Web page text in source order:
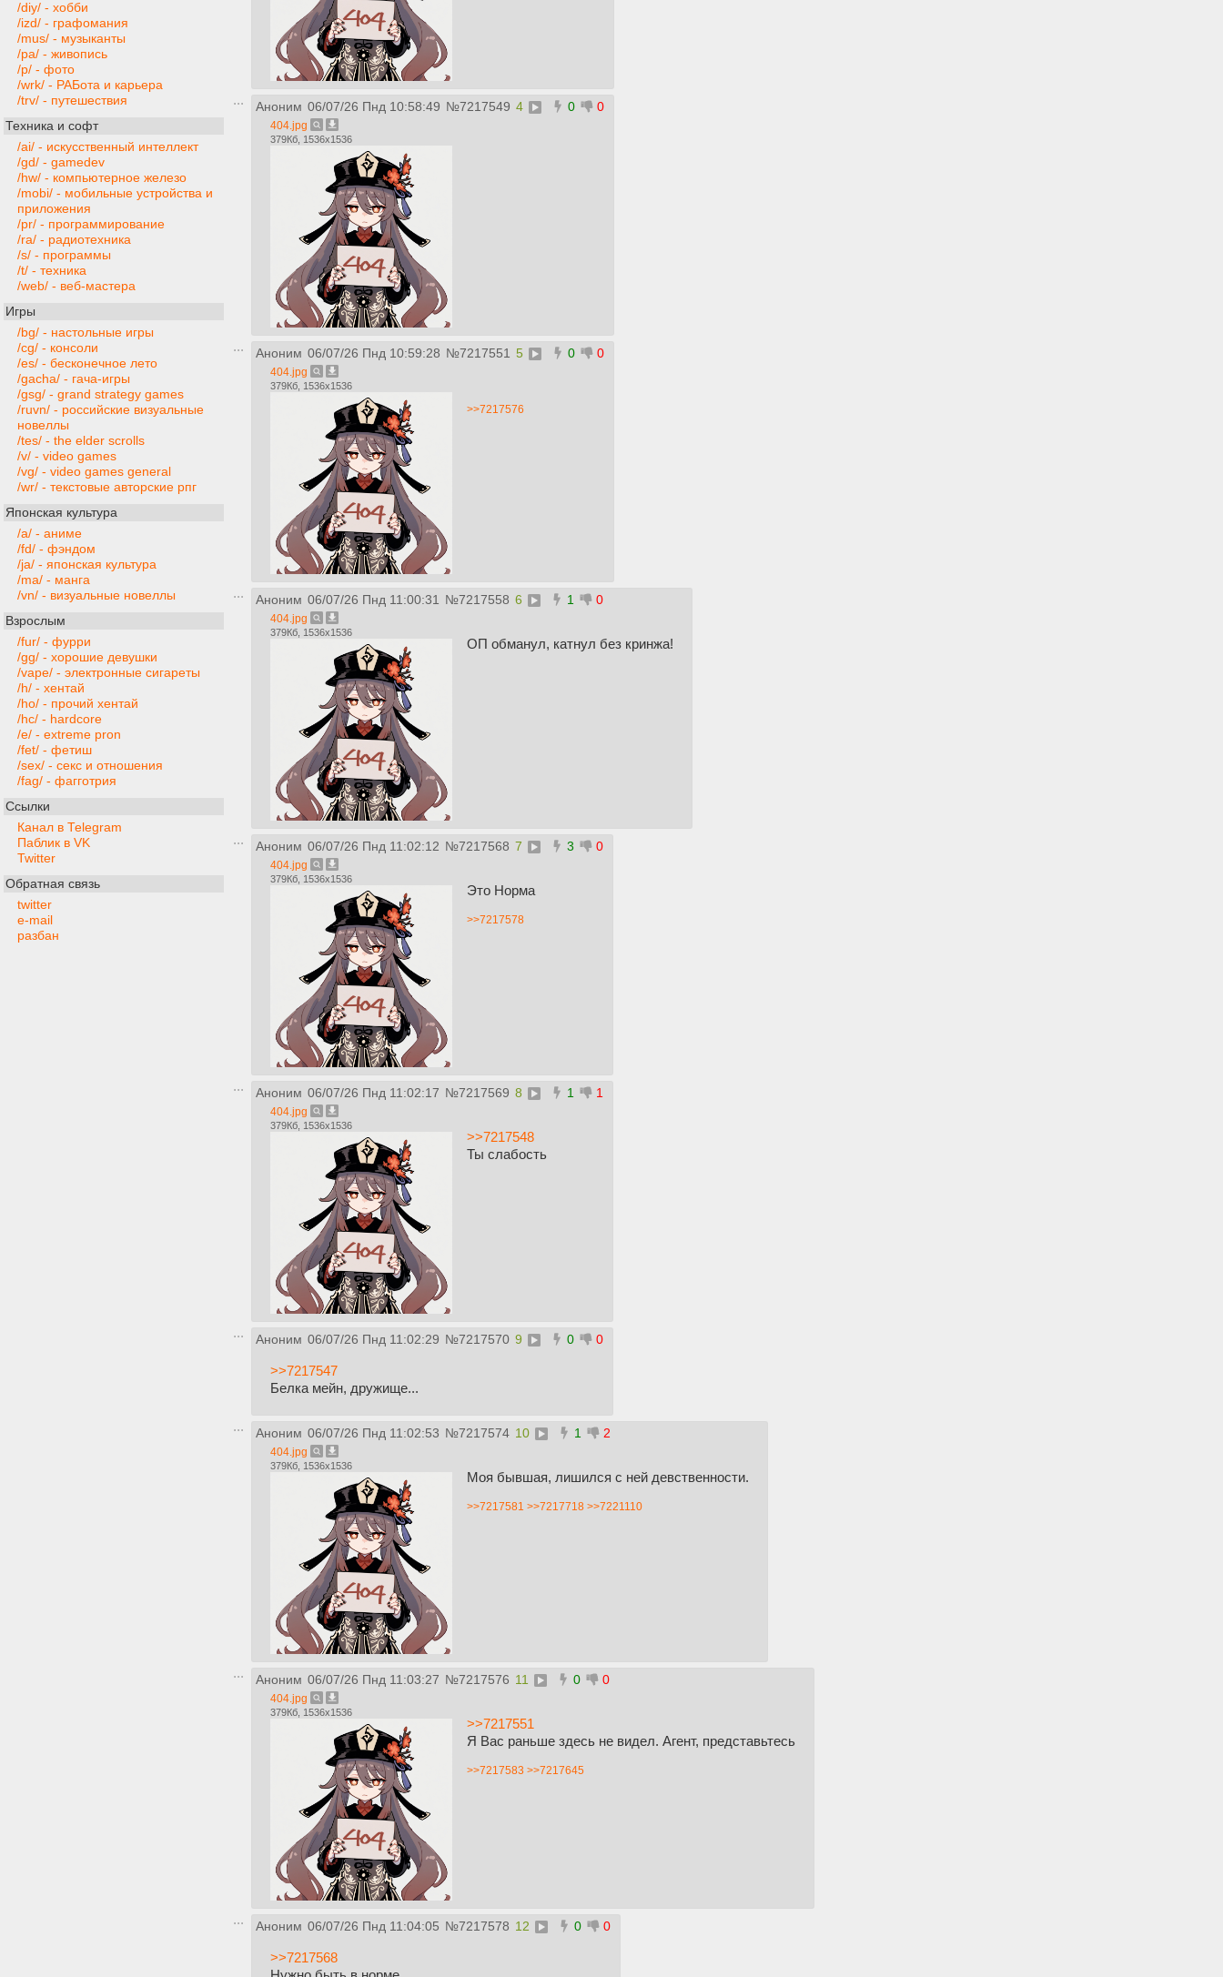
/diy/ - хобби
/izd/ - графомания
/mus/ - музыканты
/pa/ - живопись
/p/ - фото
/wrk/ - РАБота и карьера
/trv/ - путешествия
Техника и софт
/ai/ - искусственный интеллект
/gd/ - gamedev
/hw/ - компьютерное железо
/mobi/ - мобильные устройства и
приложения
/pr/ - программирование
/ra/ - радиотехника
/s/ - программы
/t/ - техника
/web/ - веб-мастера
Игры
/bg/ - настольные игры
/cg/ - консоли
/es/ - бесконечное лето
/gacha/ - гача-игры
/gsg/ - grand strategy games
/ruvn/ - российские визуальные
новеллы
/tes/ - the elder scrolls
/v/ - video games
/vg/ - video games general
/wr/ - текстовые авторские рпг
Японская культура
/a/ - аниме
/fd/ - фэндом
/ja/ - японская культура
/ma/ - манга
/vn/ - визуальные новеллы
Взрослым
/fur/ - фурри
/gg/ - хорошие девушки
/vape/ - электронные сигареты
/h/ - хентай
/ho/ - прочий хентай
/hc/ - hardcore
/e/ - extreme pron
/fet/ - фетиш
/sex/ - секс и отношения
/fag/ - фагготрия
Ссылки
Канал в Telegram
Паблик в VK
Twitter
Обратная связь
twitter
e-mail
разбан
Аноним 06/07/26 Пнд 10:58:49 №7217549 4 0 0
404.jpg
379Кб, 1536x1536
Аноним 06/07/26 Пнд 10:59:28 №7217551 5 0 0
404.jpg
379Кб, 1536x1536
>>7217576
Аноним 06/07/26 Пнд 11:00:31 №7217558 6 1 0
404.jpg
379Кб, 1536x1536
ОП обманул, катнул без кринжа!
Аноним 06/07/26 Пнд 11:02:12 №7217568 7 3 0
404.jpg
379Кб, 1536x1536
Это Норма
>>7217578
Аноним 06/07/26 Пнд 11:02:17 №7217569 8 1 1
404.jpg
379Кб, 1536x1536
>>7217548
Ты слабость
Аноним 06/07/26 Пнд 11:02:29 №7217570 9 0 0
>>7217547
Белка мейн, дружище...
Аноним 06/07/26 Пнд 11:02:53 №7217574 10 1 2
404.jpg
379Кб, 1536x1536
Моя бывшая, лишился с ней девственности.
>>7217581 >>7217718 >>7221110
Аноним 06/07/26 Пнд 11:03:27 №7217576 11 0 0
404.jpg
379Кб, 1536x1536
>>7217551
Я Вас раньше здесь не видел. Агент, представьтесь
>>7217583 >>7217645
Аноним 06/07/26 Пнд 11:04:05 №7217578 12 0 0
>>7217568